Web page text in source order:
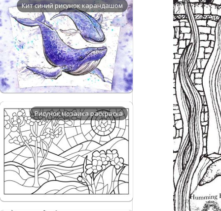
Кит синий рисунок карандашом
Рисунок мозаика раскраска